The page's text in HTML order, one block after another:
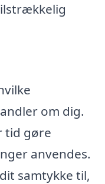
om dig.
tid gøre
anvendes.
samtykke til,